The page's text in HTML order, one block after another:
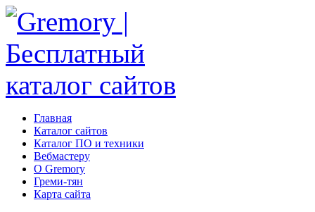
Главная
Каталог сайтов
Каталог ПО и техники
Вебмастеру
О Gremory
Греми-тян
Карта сайта